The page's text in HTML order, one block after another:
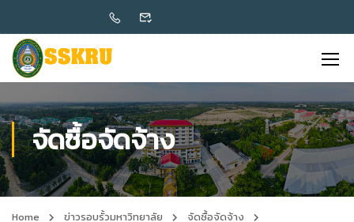
จัดซื้อจัดจ้าง
Home ข่าวรอบรั้วมหาวิทยาลัย
จัดซื้อจัดจ้าง